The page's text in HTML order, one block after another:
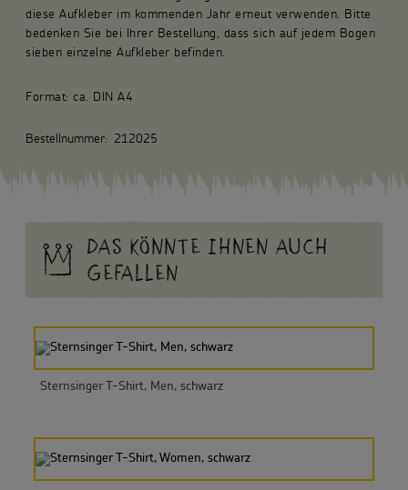
diese Aufkleber im kommenden Jahr erneut verwenden. Bitte
bedenken Sie bei Ihrer Bestellung, dass sich auf jedem Bogen
sieben einzelne Aufkleber befinden.
Format: ca. DIN A4
Bestellnummer: 212025
DAS KÖNNTE IHNEN AUCH
GEFALLEN
Sternsinger T-Shirt, Men, schwarz